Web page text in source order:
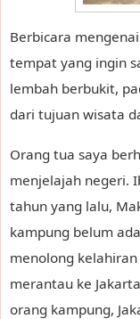
Berbicara
tempat yang ingin
lembah berbukit,
dari tujuan wisata
Orang tua saya
menjelajah negeri.
tahun yang lalu,
kampung belum
menolong
merantau ke
orang kampung,